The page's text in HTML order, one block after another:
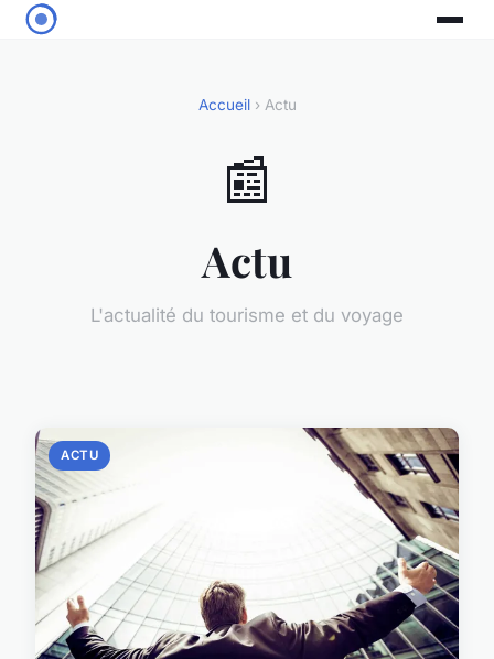
Accueil› Actu
📰
Actu
L'actualité du tourisme et du voyage
ACTU